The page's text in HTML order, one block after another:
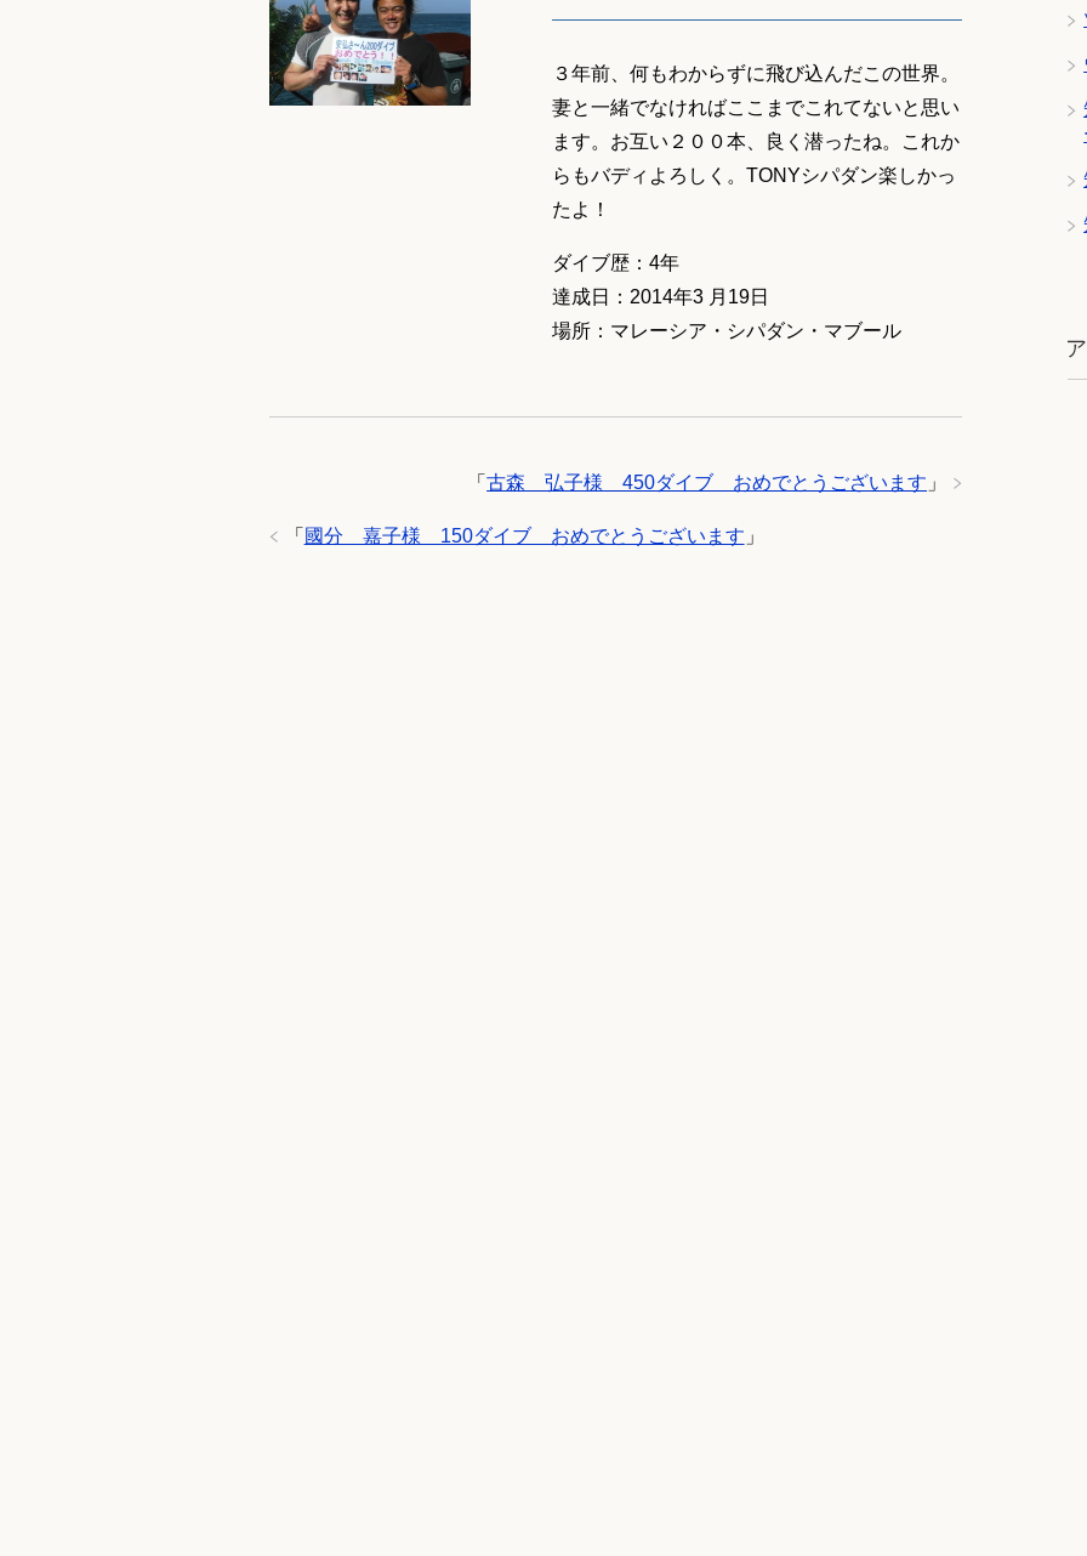
３年前、何もわからずに飛び込んだこの世界。
妻と一緒でなければここまでこれてないと思い
ます。お互い２００本、良く潜ったね。これか
らもバディよろしく。TONYシパダン楽しかっ
たよ！
ダイブ歴：4年
達成日：2014年3 月19日
場所：マレーシア・シパダン・マブール
「古森 弘子様 450ダイブ おめでとうございます 」
「 國分 嘉子様 150ダイブ おめでとうございます 」
ツ